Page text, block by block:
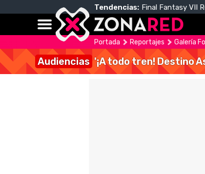
Tendencias: Final Fantasy VII
Portada Reportajes Galería
Audiencias '¡A todo tren! Destino